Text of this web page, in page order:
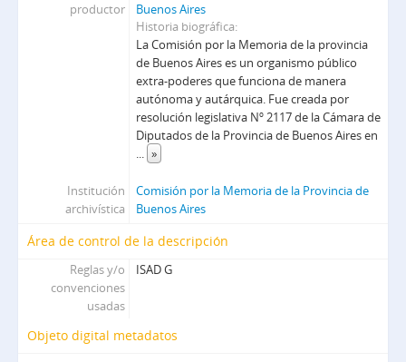
productor
Buenos Aires
Historia biográfica
La Comisión por la Memoria de la provincia
de Buenos Aires es un organismo público
extra-poderes que funciona de manera
autónoma y autárquica. Fue creada por
resolución legislativa Nº 2117 de la Cámara de
Diputados de la Provincia de Buenos Aires en
... »
Institución
archivística
Comisión por la Memoria de la Provincia de
Buenos Aires
Área de control de la descripción
Reglas y/o
convenciones
usadas
ISAD G
Objeto digital metadatos